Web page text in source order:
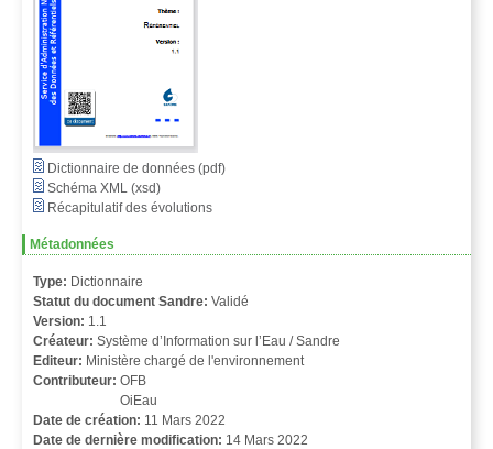
Dictionnaire de données (pdf)
Schéma XML (xsd)
Récapitulatif des évolutions
Métadonnées
Type: Dictionnaire
Statut du document Sandre: Validé
Version: 1.1
Créateur: Système d’Information sur l’Eau / Sandre
Editeur: Ministère chargé de l'environnement
Contributeur: OFB
OiEau
Date de création: 11 Mars 2022
Date de dernière modification: 14 Mars 2022